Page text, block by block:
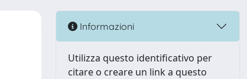
Informazioni
Utilizza questo identificativo per
citare o creare un link a questo